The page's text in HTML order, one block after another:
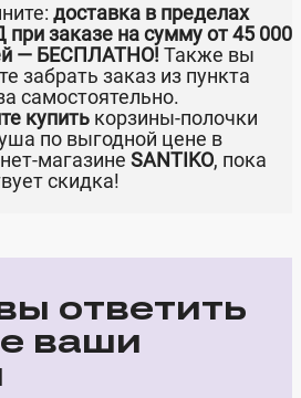
доставка в пределах
заказе на сумму от 45 000
— БЕСПЛАТНО! Также вы
забрать заказ из пункта
самостоятельно.
купить корзины-полочки
по выгодной цене в
магазине SANTIKO, пока
скидка!
ответить
ваши